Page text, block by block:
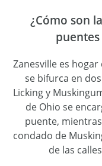
¿Cómo son
puentes
Zanesville es
se bifurca en
Licking y
de Ohio se
puente,
condado de
de las